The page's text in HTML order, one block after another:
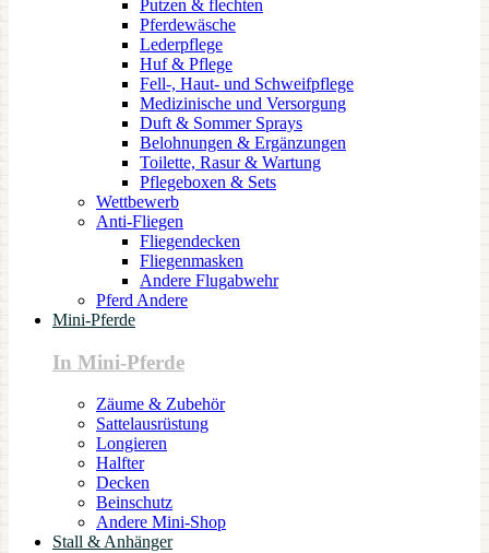
Putzen & flechten
Pferdewäsche
Lederpflege
Huf & Pflege
Fell-, Haut- und Schweifpflege
Medizinische und Versorgung
Duft & Sommer Sprays
Belohnungen & Ergänzungen
Toilette, Rasur & Wartung
Pflegeboxen & Sets
Wettbewerb
Anti-Fliegen
Fliegendecken
Fliegenmasken
Andere Flugabwehr
Pferd Andere
Mini-Pferde
In Mini-Pferde
Zäume & Zubehör
Sattelausrüstung
Longieren
Halfter
Decken
Beinschutz
Andere Mini-Shop
Stall & Anhänger